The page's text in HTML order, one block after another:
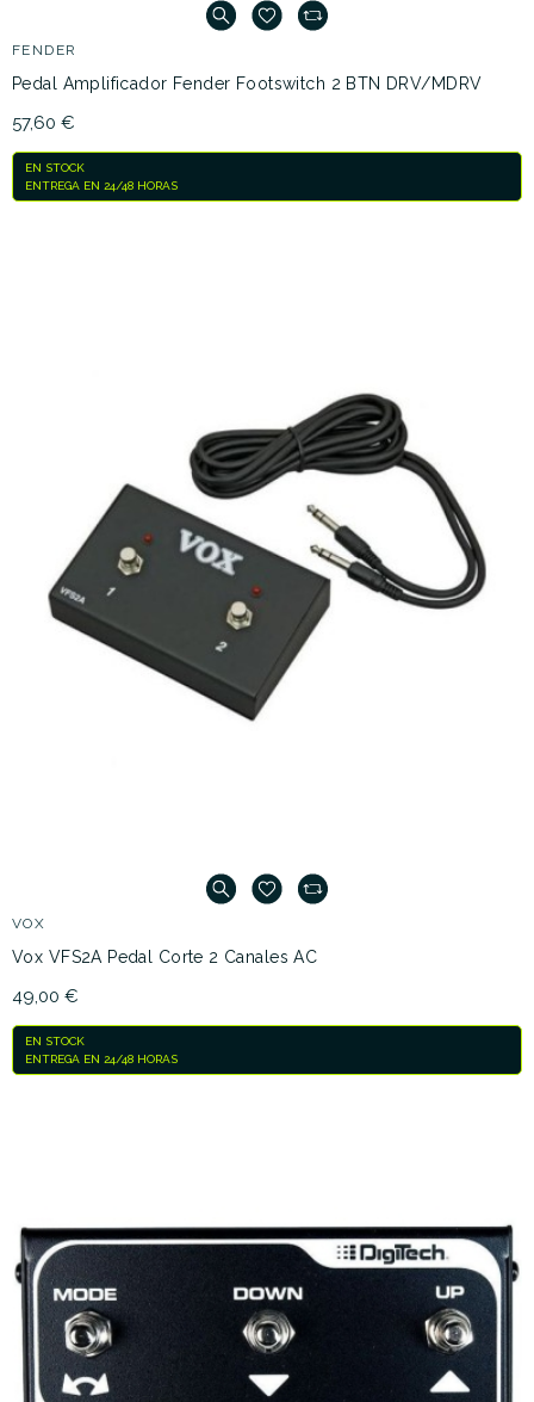
FENDER
Pedal Amplificador Fender Footswitch 2 BTN DRV/MDRV
57,60 €
EN STOCK
ENTREGA EN 24/48 HORAS
VOX
Vox VFS2A Pedal Corte 2 Canales AC
49,00 €
EN STOCK
ENTREGA EN 24/48 HORAS